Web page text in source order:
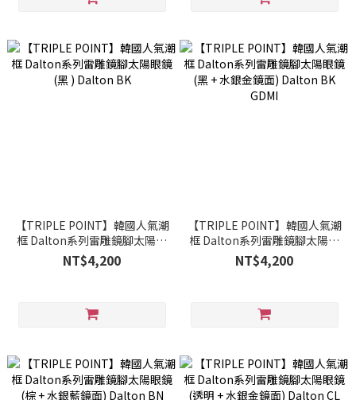
【TRIPLE POINT】韓國人氣潮
框 Dalton系列雷雕鏡腳太陽眼
鏡 (黑 ) Dalton BK
NT$4,200
【TRIPLE POINT】韓國人氣潮
框 Dalton系列雷雕鏡腳太陽眼
鏡 (黑 + 水銀金鏡面) Dalton
BK GDMI
NT$4,200